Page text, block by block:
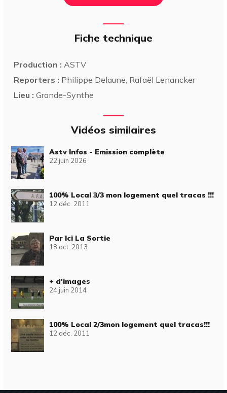
Fiche technique
Production : ASTV
Reporters : Philippe Delaune, Rafaël Lenancker
Lieu : Grande-Synthe
Vidéos similaires
Astv Infos - Emission complète
22 juin 2026
100% Local 3/3 mon logement quel tracas !!!
12 déc. 2011
Par Ici La Sortie
18 oct. 2013
+ d'images
24 juin 2014
100% Local 2/3mon logement quel tracas!!!
12 déc. 2011